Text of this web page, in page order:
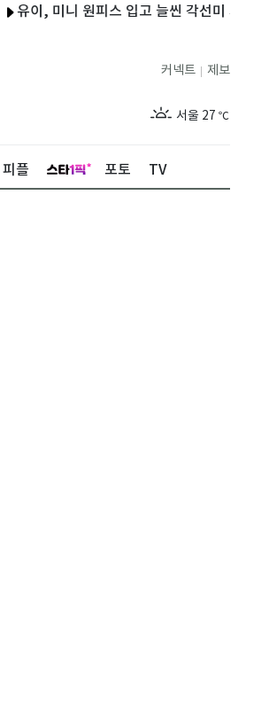
미니 원피스 입고 늘씬 각선미 자랑…근황
제보
커넥트
서울 27 ℃
피플 포토 TV